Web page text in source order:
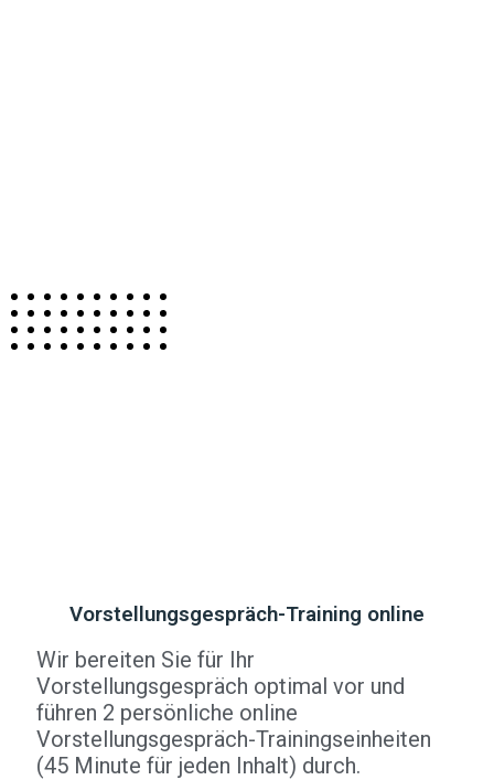
Vorstellungsgespräch-Training online
Wir bereiten Sie für Ihr
Vorstellungsgespräch optimal vor und
führen 2 persönliche online
Vorstellungsgespräch-Trainingseinheiten
(45 Minute für jeden Inhalt) durch.